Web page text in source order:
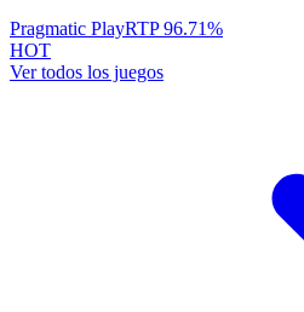
Pragmatic PlayRTP96.71%
HOT
Ver todos los juegos